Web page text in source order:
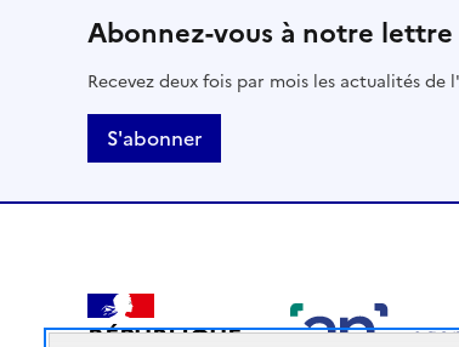
Abonnez-vous à notre
Recevez deux fois par mois les actualités de
S'abonner
RÉPUBLIQUE